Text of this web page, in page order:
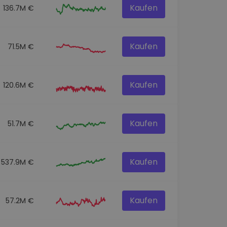
136.7M € Kaufen
71.5M € Kaufen
120.6M € Kaufen
51.7M € Kaufen
537.9M € Kaufen
57.2M € Kaufen